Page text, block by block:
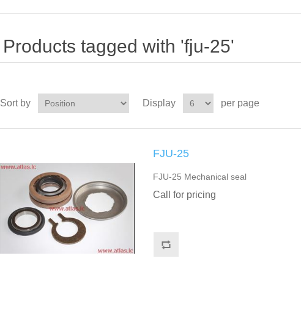
Products tagged with 'fju-25'
Sort by Display per page
FJU-25
FJU-25 Mechanical seal
Call for pricing